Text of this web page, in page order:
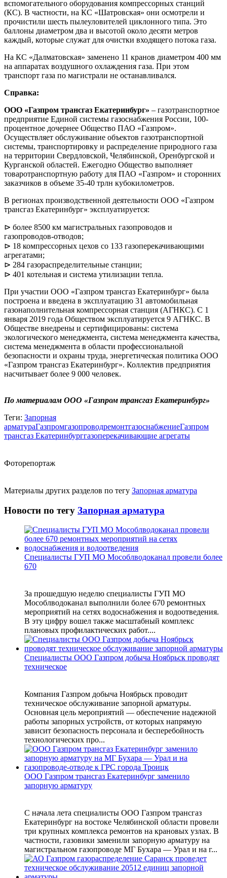
вспомогательного оборудования компрессорных станций
(КС). В частности, на КС «Шатровская» они осмотрели и
прочистили шесть пылеуловителей циклонного типа. Это
баллоны диаметром два и высотой около десяти метров
каждый, которые служат для очистки входящего потока газа.
На КС «Далматовская» заменено 11 кранов диаметром 400 мм
на аппаратах воздушного охлаждения газа. При этом
транспорт газа по магистрали не останавливался.
Справка:
ООО «Газпром трансгаз Екатеринбург» ‒ газотранспортное
предприятие Единой системы газоснабжения России, 100-
процентное дочернее Общество ПАО «Газпром».
Осуществляет обслуживание объектов газотранспортной
системы, транспортировку и распределение природного газа
на территории Свердловской, Челябинской, Оренбургской и
Курганской областей. Ежегодно Общество выполняет
товаротранспортную работу для ПАО «Газпром» и сторонних
заказчиков в объеме 35-40 трлн кубокилометров.
В регионах производственной деятельности ООО «Газпром
трансгаз Екатеринбург» эксплуатируется:
⊳ более 8500 км магистральных газопроводов и
газопроводов-отводов;
⊳ 18 компрессорных цехов со 133 газоперекачивающими
агрегатами;
⊳ 284 газораспределительные станции;
⊳ 401 котельная и система утилизации тепла.
При участии ООО «Газпром трансгаз Екатеринбург» была
построена и введена в эксплуатацию 31 автомобильная
газонаполнительная компрессорная станция (АГНКС). С 1
января 2019 года Обществом эксплуатируется 9 АГНКС. В
Обществе внедрены и сертифицированы: система
экологического менеджмента, система менеджмента качества,
система менеджмента в области профессиональной
безопасности и охраны труда, энергетическая политика ООО
«Газпром трансгаз Екатеринбург». Коллектив предприятия
насчитывает более 9 000 человек.
По материалам ООО «Газпром трансгаз Екатеринбург»
Теги: Запорная
арматураГазпромгазопроводремонтгазоснабжениеГазпром
трансгаз Екатеринбурггазоперекачивающие агрегаты
Фоторепортаж
Материалы других разделов по тегу Запорная арматура
Новости по тегу Запорная арматура
Специалисты ГУП МО Мособлводоканал провели более
670
За прошедшую неделю специалисты ГУП МО
Мособлводоканал выполнили более 670 ремонтных
мероприятий на сетях водоснабжения и водоотведения.
В эту цифру вошел также масштабный комплекс
плановых профилактических работ....
Специалисты ООО Газпром добыча Ноябрьск проводят
техническое
Компания Газпром добыча Ноябрьск проводит
техническое обслуживание запорной арматуры.
Основная цель мероприятий — обеспечение надежной
работы запорных устройств, от которых напрямую
зависит безопасность персонала и бесперебойность
технологических про...
ООО Газпром трансгаз Екатеринбург заменило
запорную арматуру
С начала лета специалисты ООО Газпром трансгаз
Екатеринбург на востоке Челябинской области провели
три крупных комплекса ремонтов на крановых узлах. В
частности, газовики заменили запорную арматуру на
магистральном газопроводе МГ Бухара — Урал и на г...